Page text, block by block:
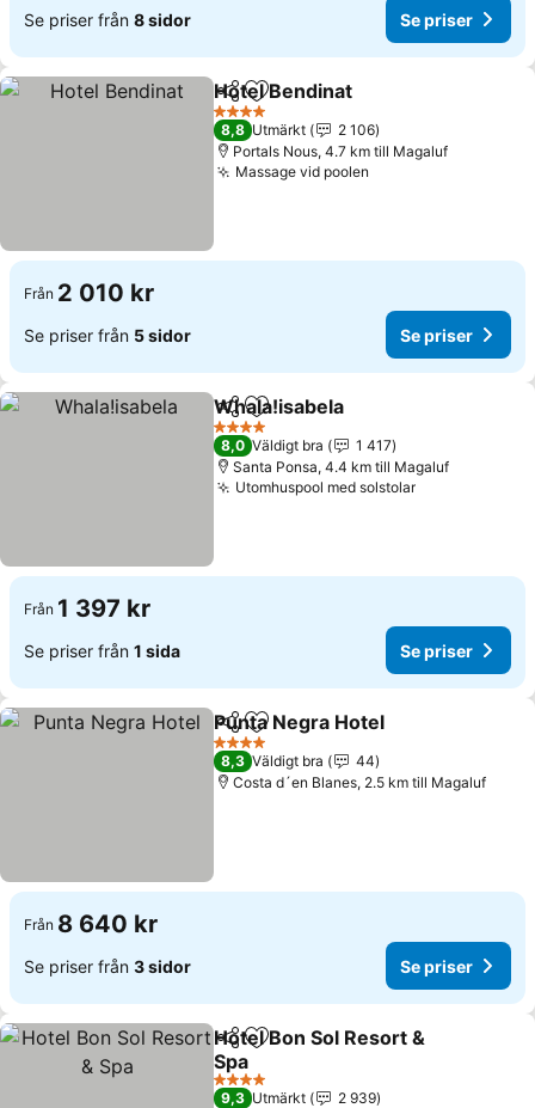
Se priser från 8 sidor Se priser
Dela Lägg till i Mina Favoriter
Hotel Bendinat
4 Stjärnor
8,8 Utmärkt
2 106
Portals Nous, 4.7 km till Magaluf
Massage vid poolen
Från 2 010 kr
Se priser från 5 sidor Se priser
Dela Lägg till i Mina Favoriter
Whala!isabela
4 Stjärnor
8,0 Väldigt bra
1 417
Santa Ponsa, 4.4 km till Magaluf
Utomhuspool med solstolar
Från 1 397 kr
Se priser från 1 sida Se priser
Dela Lägg till i Mina Favoriter
Punta Negra Hotel
4 Stjärnor
8,3 Väldigt bra
44
Costa d´en Blanes, 2.5 km till Magaluf
Från 8 640 kr
Se priser från 3 sidor Se priser
Dela Lägg till i Mina Favoriter
Hotel Bon Sol Resort &
Spa
4 Stjärnor
9,3 Utmärkt
2 939